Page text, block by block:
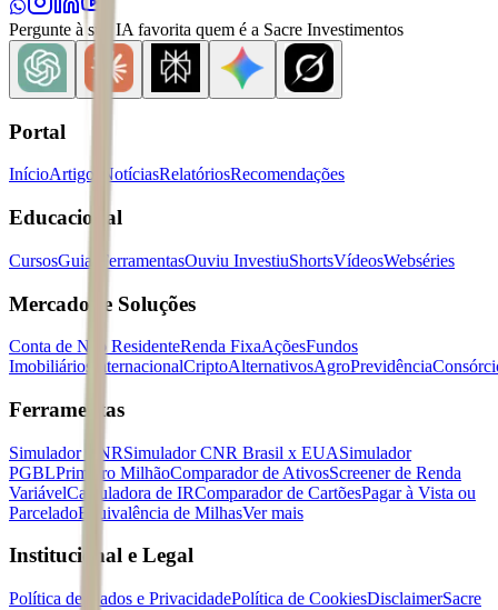
Pergunte à sua IA favorita quem é a Sacre Investimentos
Portal
InícioArtigos NotíciasRelatóriosRecomendações
Educacional
CursosGuias FerramentasOuviu InvestiuShortsVídeosWebséries
Mercados e Soluções
Conta de Não ResidenteRenda FixaAçõesFundos
Imobiliários
InternacionalCriptoAlternativosAgroPrevidência
Ferramentas
Simulador CNRSimulador CNR Brasil x EUASimulador
PGBLPrimeiro MilhãoComparador de AtivosScreener de Renda
VariávelCalculadora de IRComparador de CartõesPagar à Vista ou
ParceladoEquivalência de MilhasVer mais
Institucional e Legal
Política de Dados e PrivacidadePolítica de CookiesDisclaimerSacre